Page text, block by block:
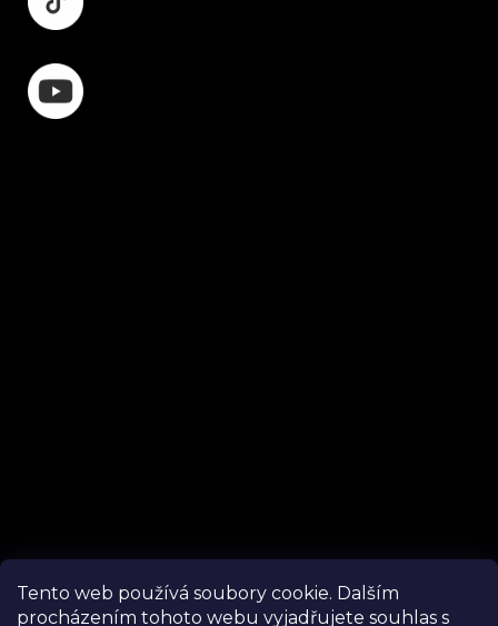
Tento web používá soubory cookie. Dalším
procházením tohoto webu vyjadřujete souhlas s